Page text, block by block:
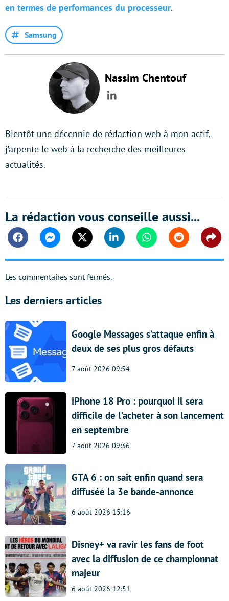
en termes de performances du processeur.
Samsung
Nassim Chentouf
LinkedIn
Bientôt une décennie de rédaction web à mon actif,
j’arpente le web à la recherche des meilleures
actualités.
La rédaction vous conseille aussi...
FacebookMessengerTwitter Linkedin WhatsappReddit
Les commentaires sont fermés.
Les derniers articles
Google Messages s’attaque enfin à
deux de ses plus gros défauts
7 août 2026 09:54
iPhone 18 Pro : pourquoi il sera
difficile de l’acheter à son lancement
en septembre
7 août 2026 09:36
GTA 6 : on sait enfin quand sera
diffusée la 3e bande-annonce
6 août 2026 15:16
Disney+ va ravir les fans de foot
avec la diffusion de ce championnat
majeur
6 août 2026 12:51